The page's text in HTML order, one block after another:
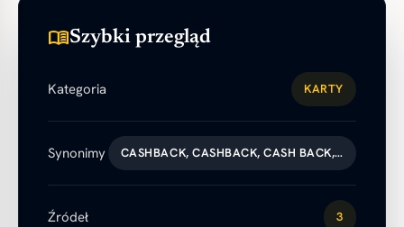
menu_bookSzybki przegląd
Kategoria KARTY
Synonimy CASHBACK, CASHBACK, CASH BACK,…
Źródeł 3